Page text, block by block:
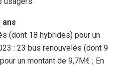
ans
(dont 18 hybrides) pour un
: 23 bus renouvelés (dont 9
un montant de 9,7M€ ; En